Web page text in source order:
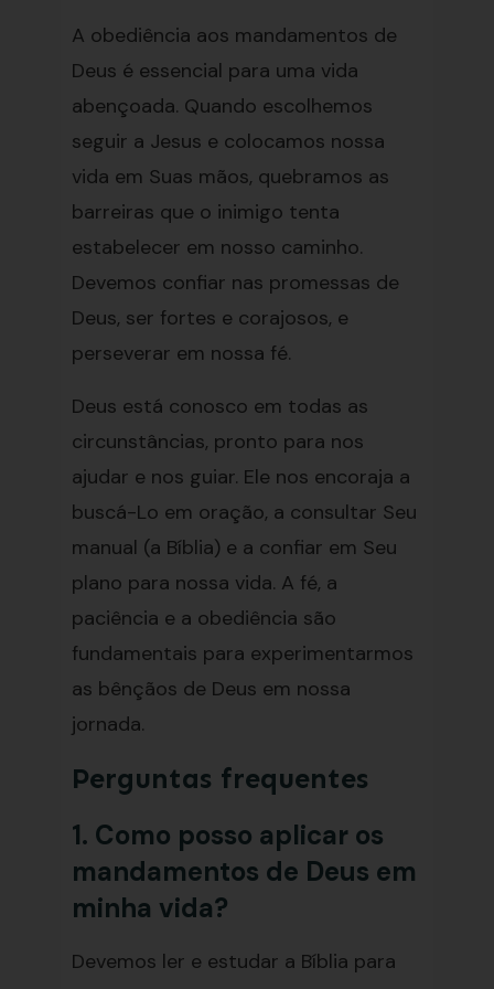
A obediência aos mandamentos de
Deus é essencial para uma vida
abençoada. Quando escolhemos
seguir a Jesus e colocamos nossa
vida em Suas mãos, quebramos as
barreiras que o inimigo tenta
estabelecer em nosso caminho.
Devemos confiar nas promessas de
Deus, ser fortes e corajosos, e
perseverar em nossa fé.
Deus está conosco em todas as
circunstâncias, pronto para nos
ajudar e nos guiar. Ele nos encoraja a
buscá-Lo em oração, a consultar Seu
manual (a Bíblia) e a confiar em Seu
plano para nossa vida. A fé, a
paciência e a obediência são
fundamentais para experimentarmos
as bênçãos de Deus em nossa
jornada.
Perguntas frequentes
1. Como posso aplicar os
mandamentos de Deus em
minha vida?
Devemos ler e estudar a Bíblia para